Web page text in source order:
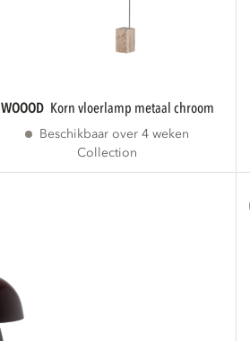
WOOOD korn vloerlamp metaal chroom
Beschikbaar over 4 weken
Collection